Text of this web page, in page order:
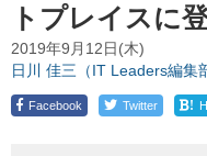
トプレイスに
2019年9月12日(木)
日川 佳三（IT Leaders編集
Facebook Twitter !